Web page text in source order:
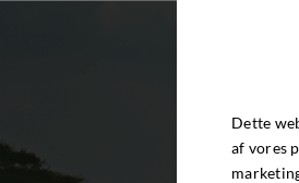
Dette
af vores